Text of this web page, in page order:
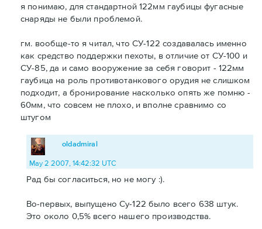
я понимаю, для стандартной 122мм гаубицы фугасные
снаряды не были проблемой.
гм. вообще-то я читал, что СУ-122 создавалась именно
как средство поддержки пехоты, в отличие от СУ-100 и
СУ-85, да и само вооружение за себя говорит - 122мм
гаубица на роль противотанкового орудия не слишком
подходит, а бронирование насколько опять же помню -
60мм, что совсем не плохо, и вполне сравнимо со
штугом
oldadmiral
May 2 2007, 14:42:32 UTC
Рад бы согласиться, но не могу :).
Во-первых, выпущено Су-122 было всего 638 штук.
Это около 0,5% всего нашего производства.